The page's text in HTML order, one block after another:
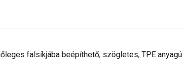
falsíkjába beépíthető, szögletes, TPE